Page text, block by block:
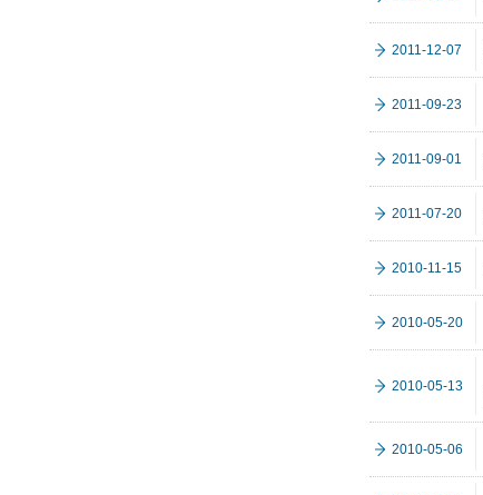
2011-12-07
2011-09-23
2011-09-01
2011-07-20
2010-11-15
2010-05-20
2010-05-13
2010-05-06